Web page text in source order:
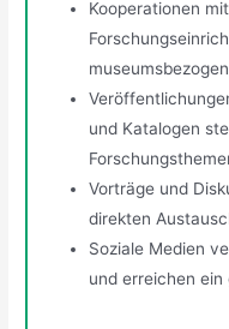
Kooperationen
und Katalogen
Vorträge und
direkten
Soziale Medien
und erreichen ein